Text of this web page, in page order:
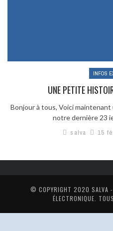
INFOS
UNE PETITE
Bonjour à tous, Voici
notre dernière 23
salva
15
© COPYRIGHT 2020 SALVA
ÉLECTRONIQUE .